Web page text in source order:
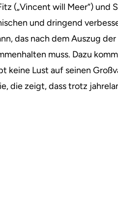
(„Vincent will Meer“) und
und dringend
das nach dem Auszug
muss. Dazu
keine Lust auf seinen
die zeigt, dass trotz